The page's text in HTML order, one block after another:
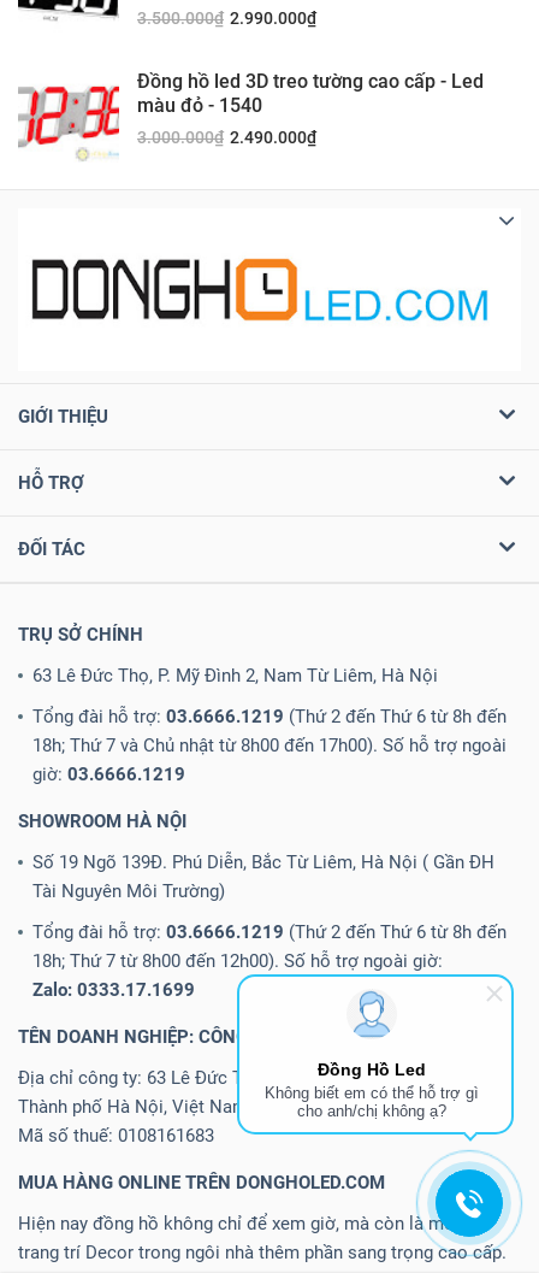
3.500.000₫ 2.990.000₫
Đồng hồ led 3D treo tường cao cấp - Led
màu đỏ - 1540
3.000.000₫ 2.490.000₫
GIỚI THIỆU
HỖ TRỢ
ĐỐI TÁC
TRỤ SỞ CHÍNH
63 Lê Đức Thọ, P. Mỹ Đình 2, Nam Từ Liêm, Hà Nội
Tổng đài hỗ trợ: 03.6666.1219 (Thứ 2 đến Thứ 6 từ 8h đến
18h; Thứ 7 và Chủ nhật từ 8h00 đến 17h00). Số hỗ trợ ngoài
giờ: 03.6666.1219
SHOWROOM HÀ NỘI
Số 19 Ngõ 139Đ. Phú Diễn, Bắc Từ Liêm, Hà Nội ( Gần ĐH
Tài Nguyên Môi Trường)
Tổng đài hỗ trợ: 03.6666.1219 (Thứ 2 đến Thứ 6 từ 8h đến
18h; Thứ 7 từ 8h00 đến 12h00). Số hỗ trợ ngoài giờ:
Zalo: 0333.17.1699
TÊN DOANH NGHIỆP: CÔNG TY TNHH ĐIỆN TỬ ECHIPKOOL
Địa chỉ công ty: 63 Lê Đức Thọ, P. Mỹ Đình 2, Q.Nam Từ Liêm,
Thành phố Hà Nội, Việt Nam
Mã số thuế: 0108161683
MUA HÀNG ONLINE TRÊN DONGHOLED.COM
Hiện nay đồng hồ không chỉ để xem giờ, mà còn là món đồ
trang trí Decor trong ngôi nhà thêm phần sang trọng cao cấp.
Đồng Hồ Led
Không biết em có thể hỗ trợ gì
cho anh/chị không ạ?